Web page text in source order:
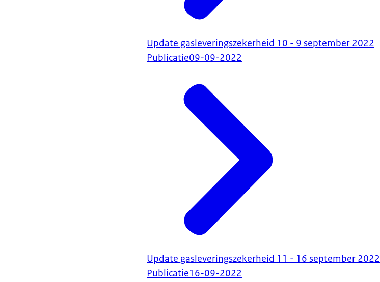
Update gasleveringszekerheid 10 - 9 september 2022
Publicatie09-09-2022
Update gasleveringszekerheid 11 - 16 september 2022
Publicatie16-09-2022